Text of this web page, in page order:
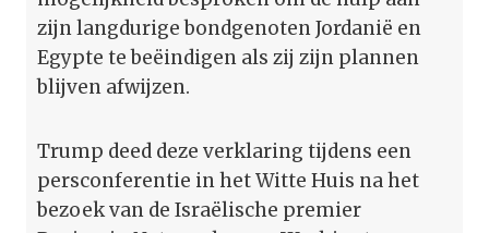
zijn langdurige bondgenoten Jordanië en
Egypte te beëindigen als zij zijn plannen
blijven afwijzen.
Trump deed deze verklaring tijdens een
persconferentie in het Witte Huis na het
bezoek van de Israëlische premier